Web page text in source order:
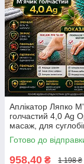
Аплікатор Ляпко
голчастий 4,0 Ag
масаж, для
стоп, інсульт,
Готово до
958,40 ₴ 1 198 ₴